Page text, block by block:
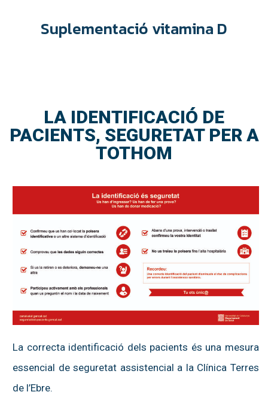
Suplementació vitamina D
LA IDENTIFICACIÓ DE
PACIENTS, SEGURETAT PER A
TOTHOM
La correcta identificació dels pacients és una mesura
essencial de seguretat assistencial a la Clínica Terres
de l’Ebre.